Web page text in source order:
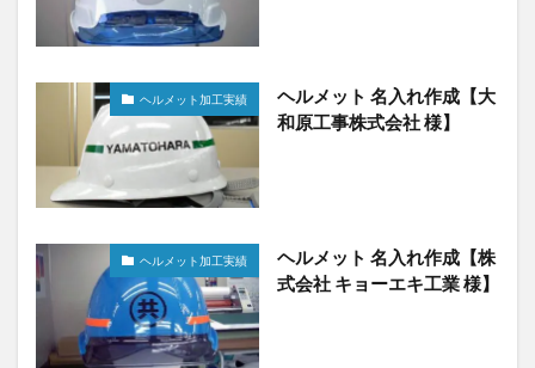
ヘルメット加工実績
ヘルメット 名入れ作成【大
和原工事株式会社 様】
ヘルメット加工実績
ヘルメット 名入れ作成【株
式会社 キョーエキ工業 様】